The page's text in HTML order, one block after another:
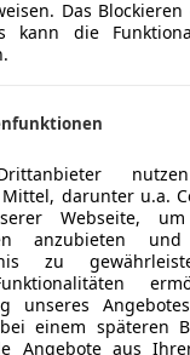
Das
kann die
nutzen
darunter u.a.
Webseite,
anzubieten
zu
unseres
einem späteren
Angebote aus